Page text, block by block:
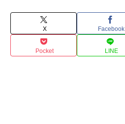
X Facebook
Pocket LINE